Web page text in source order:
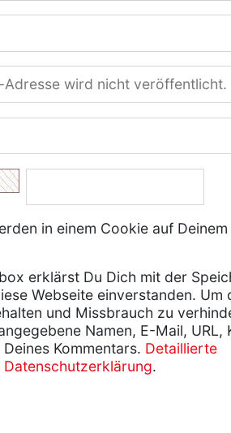
in einem Cookie auf Deinem
erklärst Du Dich mit der
Webseite einverstanden. Um
und Missbrauch zu
Namen, E-Mail, URL,
Kommentars. Detaillierte
.